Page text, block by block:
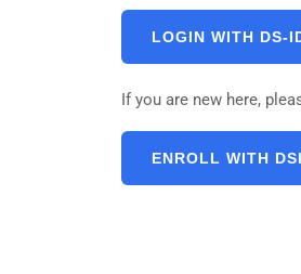
LOGIN WITH DS-
If you are new here,
ENROLL WITH DSI